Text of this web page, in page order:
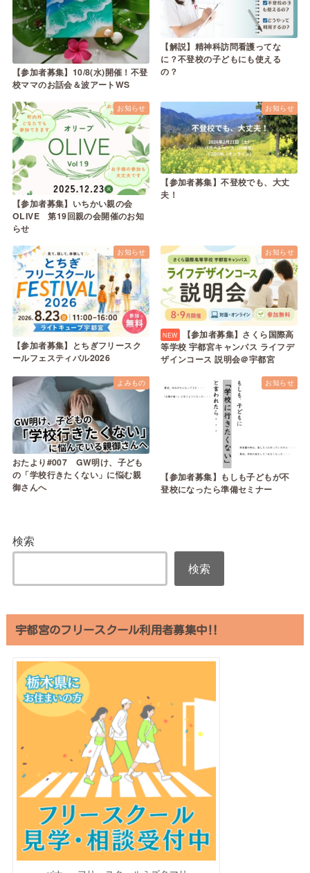
【参加者募集】10/8(水)開催！不登
校ママのお話会＆波アートWS
【解説】精神科訪問看護ってな
に？不登校の子どもにも使える
の？
お知らせ
【参加者募集】いちかい親の会
OLIVE 第19回親の会開催のお知
らせ
お知らせ
【参加者募集】不登校でも、大丈
夫！
お知らせ
【参加者募集】とちぎフリースク
ールフェスティバル2026
お知らせ
【参加者募集】さくら国際高
等学校 宇都宮キャンパス ライフデ
ザインコース 説明会＠宇都宮
よみもの
おたより#007 GW明け、子ども
の「学校行きたくない」に悩む親
御さんへ
お知らせ
【参加者募集】もしも子どもが不
登校になったら準備セミナー
検索
検索
宇都宮のフリースクール利用者募集中‼︎